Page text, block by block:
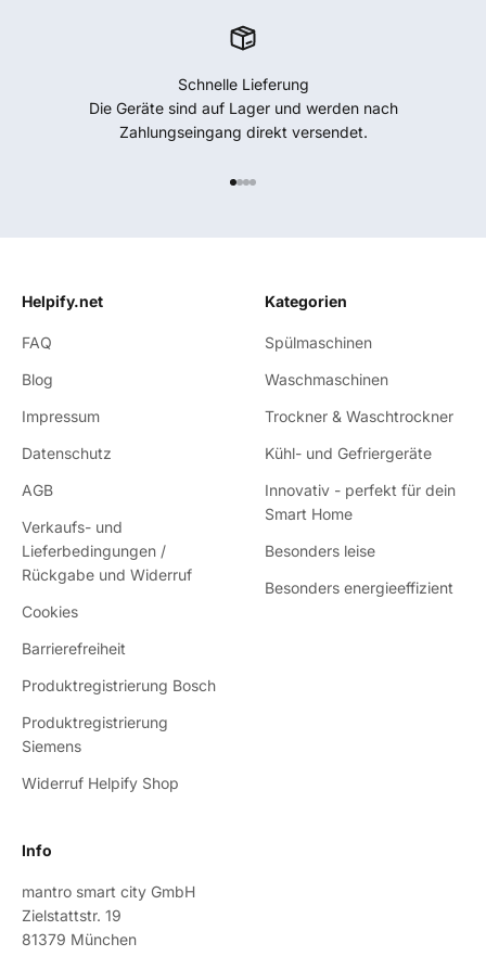
Schnelle Lieferung
Die Geräte sind auf Lager und werden nach
Zahlungseingang direkt versendet.
Helpify.net
FAQ
Blog
Impressum
Datenschutz
AGB
Verkaufs- und
Lieferbedingungen /
Rückgabe und Widerruf
Cookies
Barrierefreiheit
Produktregistrierung Bosch
Produktregistrierung
Siemens
Widerruf Helpify Shop
Info
mantro smart city GmbH
Zielstattstr. 19
81379 München
Kategorien
Spülmaschinen
Waschmaschinen
Trockner & Waschtrockner
Kühl- und Gefriergeräte
Innovativ - perfekt für dein
Smart Home
Besonders leise
Besonders energieeffizient